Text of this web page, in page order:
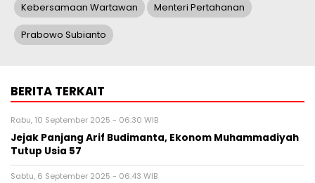
Kebersamaan Wartawan Menteri Pertahanan
Prabowo Subianto
BERITA TERKAIT
Rabu, 10 September 2025 - 06:30 WIB
Jejak Panjang Arif Budimanta, Ekonom Muhammadiyah
Tutup Usia 57
Sabtu, 6 September 2025 - 06:43 WIB